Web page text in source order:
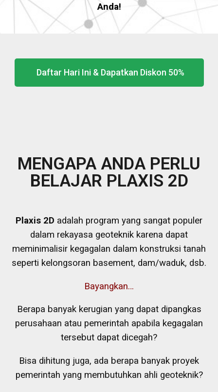
Anda!
Daftar Hari Ini & Dapatkan Diskon 50%
MENGAPA ANDA PERLU
BELAJAR PLAXIS 2D
Plaxis 2D adalah program yang sangat populer
dalam rekayasa geoteknik karena dapat
meminimalisir kegagalan dalam konstruksi tanah
seperti kelongsoran basement, dam/waduk, dsb.
Bayangkan…
Berapa banyak kerugian yang dapat dipangkas
perusahaan atau pemerintah apabila kegagalan
tersebut dapat dicegah?
Bisa dihitung juga, ada berapa banyak proyek
pemerintah yang membutuhkan ahli geoteknik?